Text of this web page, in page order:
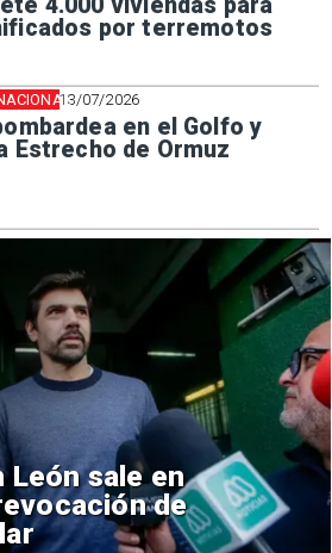
4.000 viviendas para
por terremotos
13/07/2026
en el Golfo y
Estrecho de Ormuz
Chile y
reinicio de
consulares
nacional